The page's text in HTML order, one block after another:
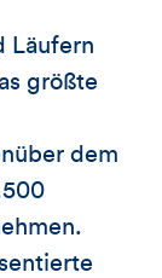
Läufern
größte
dem